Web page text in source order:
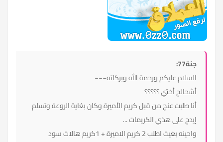
جنة77:
السلام عليكم ورحمة الله وبركاته~~~
أشحالج أختي ؟؟؟؟؟
أنا طلبت عنج من قبل كريم الأميرة وكان بغاية الروعة وتسلم
إيدج على هذي الكريمات ...
واحينه بغيت اطلب 2 كريم الاميرة + 1كريم هالات سود